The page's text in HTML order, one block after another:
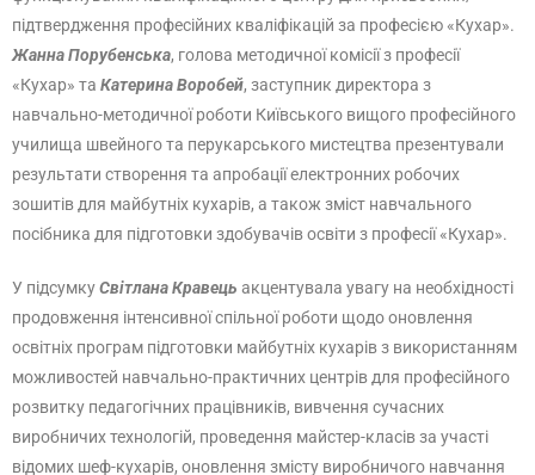
підтвердження професійних кваліфікацій за професією «Кухар».
Жанна Порубенська, голова методичної комісії з професії
«Кухар» та Катерина Воробей, заступник директора з
навчально-методичної роботи Київського вищого професійного
училища швейного та перукарського мистецтва презентували
результати створення та апробації електронних робочих
зошитів для майбутніх кухарів, а також зміст навчального
посібника для підготовки здобувачів освіти з професії «Кухар».
У підсумкуСвітлана Кравець акцентувала увагу на необхідності
продовження інтенсивної спільної роботи щодо оновлення
освітніх програм підготовки майбутніх кухарів з використанням
можливостей навчально-практичних центрів для професійного
розвитку педагогічних працівників, вивчення сучасних
виробничих технологій, проведення майстер-класів за участі
відомих шеф-кухарів, оновлення змісту виробничого навчання